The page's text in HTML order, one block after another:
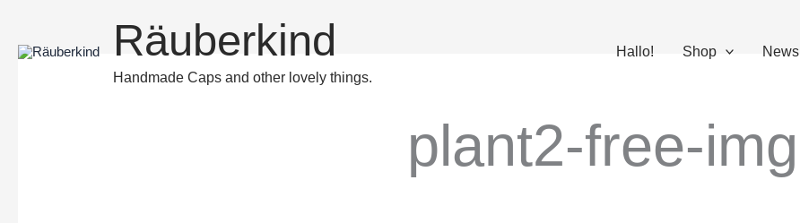
springen
Räuberkind
Handmade Caps and other lovely things.
Hallo! Shop News
plant2-free-img